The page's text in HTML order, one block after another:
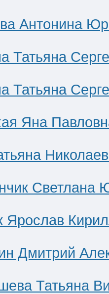
Антонина
Татьяна
Татьяна
Яна
Светлана
Ярослав
Дмитрий
Татьяна